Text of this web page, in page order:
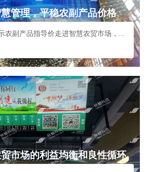
管理，平稳农副产品价格
农副产品指导价走进智慧农贸市场，...
市场的利益均衡和良性循环